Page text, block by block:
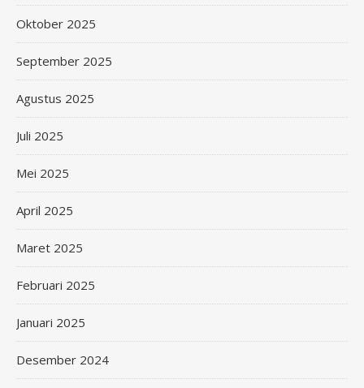
Oktober 2025
September 2025
Agustus 2025
Juli 2025
Mei 2025
April 2025
Maret 2025
Februari 2025
Januari 2025
Desember 2024